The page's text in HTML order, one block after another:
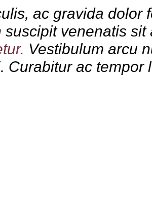
ac gravida dolor
venenatis sit
Vestibulum arcu
Curabitur ac tempor